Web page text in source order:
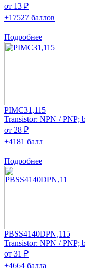
от 13 ₽
+17527 баллов
Подробнее
PIMC31,115
Transistor: NPN / PNP;
от 28 ₽
+4181 балл
Подробнее
PBSS4140DPN,115
Transistor: NPN / PNP;
от 31 ₽
+4664 балла